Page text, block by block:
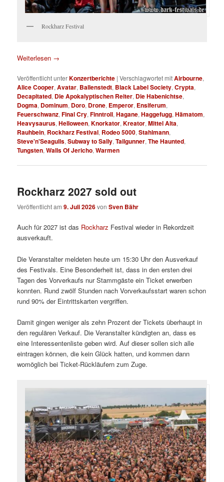
Rockharz Festival
Weiterlesen →
Veröffentlicht unterKonzertberichte |Verschlagwortet mitAirbourne,
Alice Cooper,Avatar, Ballenstedt, Black Label Society,Crypta,
Decapitated, Die Apokalyptischen Reiter, Die Habenichtse,
Dogma, Dominum, Doro, Drone, Emperor, Ensiferum,
Feuerschwanz,Final Cry,Finntroll,Hagane,Haggefugg,Hämatom,
Heavysaurus,Helloween,Knorkator,Kreator,Mittel Alta,
Rauhbein, Rockharz Festival, Rodeo 5000,Stahlmann,
Steve'n'Seagulls,Subway to Sally,Tailgunner,The Haunted,
Tungsten,Walls Of Jericho,Warmen
Rockharz 2027 sold out
Veröffentlicht am9. Juli 2026vonSven Bähr
Auch für 2027 ist das Rockharz Festival wieder in Rekordzeit
ausverkauft.
Die Veranstalter meldeten heute um 15:30 Uhr den Ausverkauf
des Festivals. Eine Besonderheit ist, dass in den ersten drei
Tagen des Vorverkaufs nur Stammgäste ein Ticket erwerben
konnten. Rund zwölf Stunden nach Vorverkaufsstart waren schon
rund 90% der Eintrittskarten vergriffen.
Damit gingen weniger als zehn Prozent der Tickets überhaupt in
den regulären Verkauf. Die Veranstalter kündigten an, dass es
eine Interessentenliste geben wird. Auf dieser sollen sich alle
eintragen können, die kein Glück hatten, und kommen dann
womöglich bei Ticket-Rückläufern zum Zuge.